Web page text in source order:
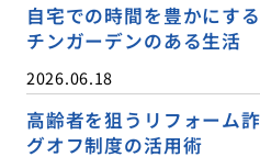
自宅での時間を豊かにす
チンガーデンのある生活
2026.06.18
高齢者を狙うリフォーム
グオフ制度の活用術